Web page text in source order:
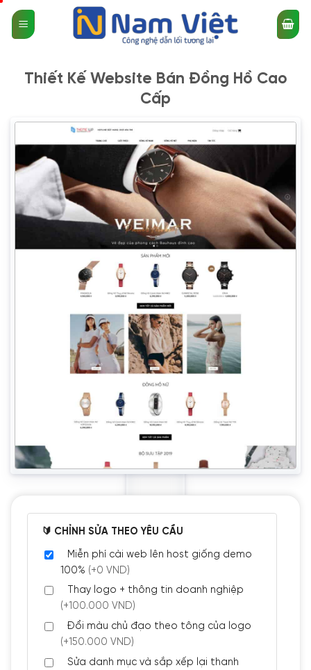
qua
nội
Thiết Kế Website Bán Đồng Hồ Cao
Cấp
🔰 CHỈNH SỬA THEO YÊU CẦU
Miễn phí cài web lên host giống demo
100% (+0 VND)
Thay logo + thông tin doanh nghiệp
(+100.000 VND)
Đổi màu chủ đạo theo tông của logo
(+150.000 VND)
Sửa danh mục và sắp xếp lại thanh